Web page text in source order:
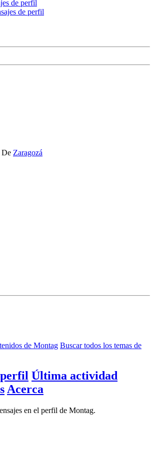
de perfil
de perfil
De Zaragozá
de Montag Buscar todos los temas de
Última actividad
Acerca
en el perfil de Montag.